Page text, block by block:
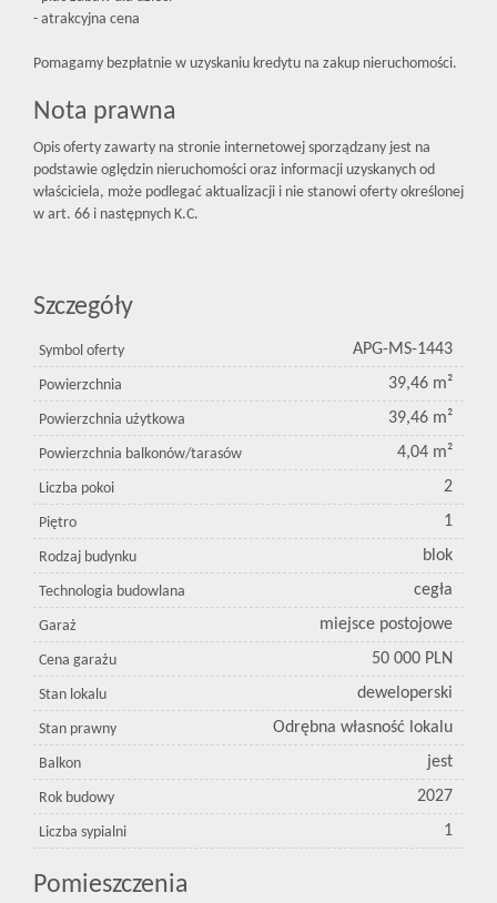
- atrakcyjna cena
Pomagamy bezpłatnie w uzyskaniu kredytu na zakup nieruchomości.
Nota prawna
Opis oferty zawarty na stronie internetowej sporządzany jest na
podstawie oględzin nieruchomości oraz informacji uzyskanych od
właściciela, może podlegać aktualizacji i nie stanowi oferty określonej
w art. 66 i następnych K.C.
Szczegóły
Symbol oferty APG-MS-1443
Powierzchnia 39,46 m²
Powierzchnia użytkowa 39,46 m²
Powierzchnia balkonów/tarasów 4,04 m²
Liczba pokoi 2
Piętro 1
Rodzaj budynku blok
Technologia budowlana cegła
Garaż miejsce postojowe
Cena garażu 50 000 PLN
Stan lokalu deweloperski
Stan prawny Odrębna własność lokalu
Balkon jest
Rok budowy 2027
Liczba sypialni 1
Pomieszczenia